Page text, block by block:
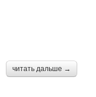
читать дальше →